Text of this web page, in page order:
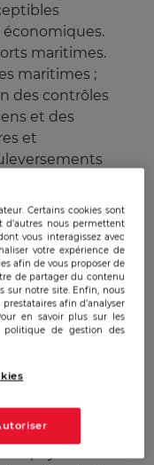
économiques.
maritimes.
maritimes ;
des contrôles
et des
et
des
la Grande-
sera capable,
ports français ou
échanges
Certains cookies sont
d’autres nous permettent
vous interagissez avec
votre expérience de
afin de vous proposer de
de partager du contenu
sur notre site. Enfin, nous
afin d’analyser
en savoir plus sur les
politique de gestion des